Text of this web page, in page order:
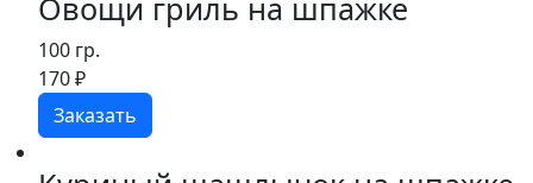
100 гр.
170₽
Заказать